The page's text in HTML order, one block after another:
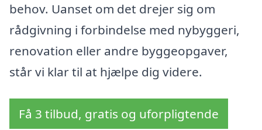
behov. Uanset om det drejer sig om
rådgivning i forbindelse med nybyggeri,
renovation eller andre byggeopgaver,
står vi klar til at hjælpe dig videre.
Få 3 tilbud, gratis og uforpligtende